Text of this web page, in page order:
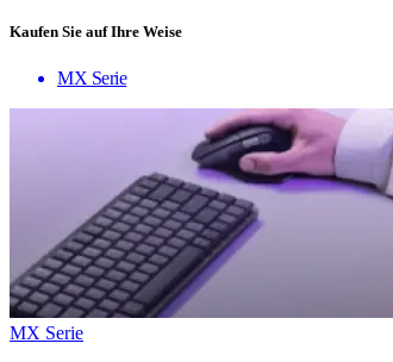
Kaufen Sie auf Ihre Weise
MX Serie
MX Serie